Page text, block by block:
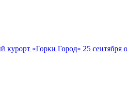
курорт «Горки Город» 25